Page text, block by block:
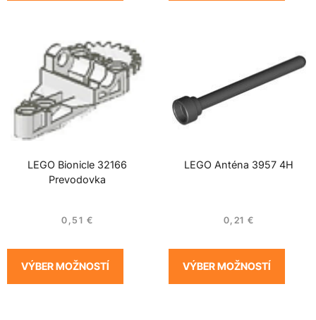
LEGO Bionicle 32166
Prevodovka
0,51 €
VÝBER MOŽNOSTÍ
LEGO Anténa 3957 4H
0,21 €
VÝBER MOŽNOSTÍ